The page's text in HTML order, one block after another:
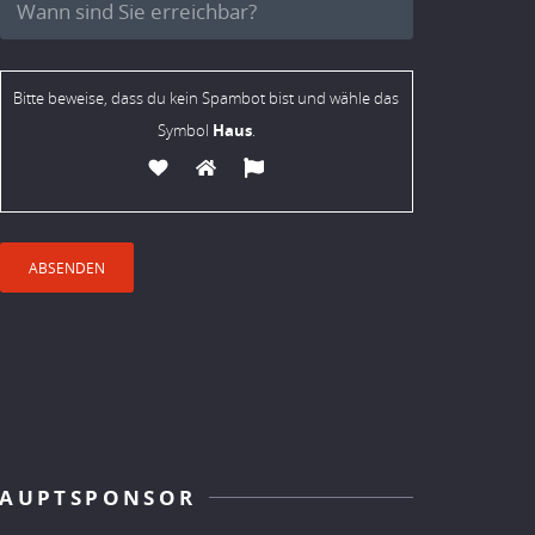
Bitte beweise, dass du kein Spambot bist und wähle das
Symbol Haus.